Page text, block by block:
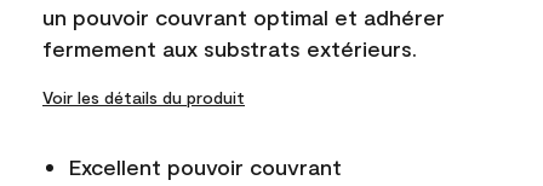
un pouvoir couvrant optimal et adhérer
fermement aux substrats extérieurs.
Voir les détails du produit
Excellent pouvoir couvrant